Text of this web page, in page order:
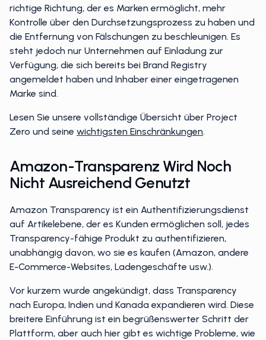
richtige Richtung, der es Marken ermöglicht, mehr
Kontrolle über den Durchsetzungsprozess zu haben und
die Entfernung von Fälschungen zu beschleunigen. Es
steht jedoch nur Unternehmen auf Einladung zur
Verfügung, die sich bereits bei Brand Registry
angemeldet haben und Inhaber einer eingetragenen
Marke sind.
Lesen Sie unsere vollständige Übersicht über Project
Zero und seine wichtigsten Einschränkungen.
Amazon-Transparenz Wird Noch
Nicht Ausreichend Genutzt
Amazon Transparency ist ein Authentifizierungsdienst
auf Artikelebene, der es Kunden ermöglichen soll, jedes
Transparency-fähige Produkt zu authentifizieren,
unabhängig davon, wo sie es kaufen (Amazon, andere
E-Commerce-Websites, Ladengeschäfte usw.).
Vor kurzem wurde angekündigt, dass Transparency
nach Europa, Indien und Kanada expandieren wird. Diese
breitere Einführung ist ein begrüßenswerter Schritt der
Plattform, aber auch hier gibt es wichtige Probleme, wie